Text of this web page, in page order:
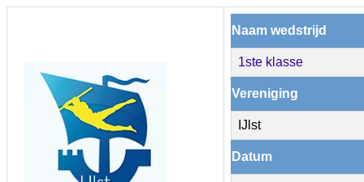
Naam wedstrijd
1ste klasse
Vereniging
IJlst
Datum